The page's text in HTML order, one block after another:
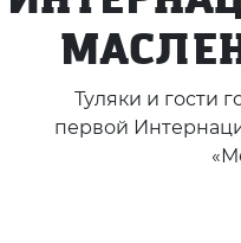
Туляки и гости
первой